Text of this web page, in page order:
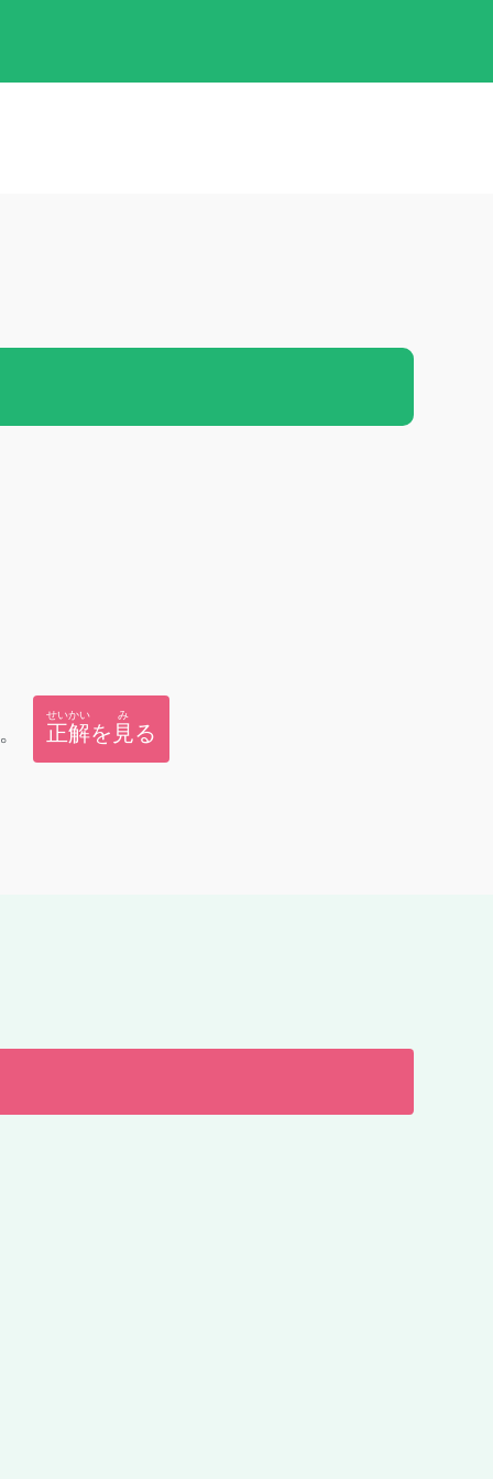
正解
せいかい
を 見
み
る